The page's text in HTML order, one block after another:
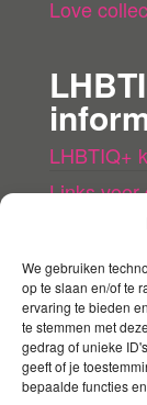
We gebruiken
op te slaan en/of te
ervaring te bieden
te stemmen met
gedrag of unieke
geeft of je
bepaalde functies
Love
LHBTIQ+
Links voor
LHBTI+
Queer
Mijn
Contact